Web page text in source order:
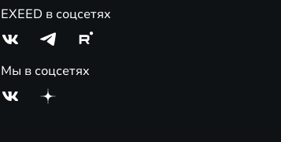
EXEED в соцсетях
Мы в соцсетях